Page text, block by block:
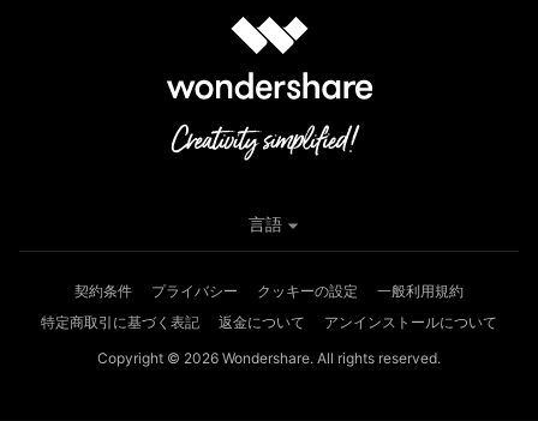
契約条件 プライバシー クッキーの設定
一般利用規約
特定商取引に基づく表記
返金について
アンインストールについて
Copyright © 2026 Wondershare. All rights reserved.
言語